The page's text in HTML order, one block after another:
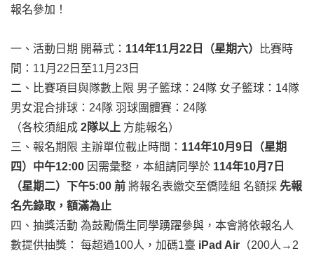
報名參加！
一、活動日期 開幕式： 114年11月22日（星期六）
比賽時
間：11月22日至11月23日
二、比賽項目與隊數上限 男子籃球：24隊 女子籃球：14隊
男女混合排球：24隊 羽球團體賽：24隊
（各校須組成 2隊以上 方能報名）
三、報名期限 主辦單位截止時間： 114年10月9日（星期
四）中午12:00 因需彙整，本組請同學於 114年10月7日
（星期二）下午5:00 前 將報名表繳交至僑陸組 名額採 先報
名先錄取，額滿為止
四、抽獎活動 為鼓勵僑生同學踴躍參與，本會將依報名人
數提供抽獎： 每超過100人，加碼1臺 iPad Air （200人→2